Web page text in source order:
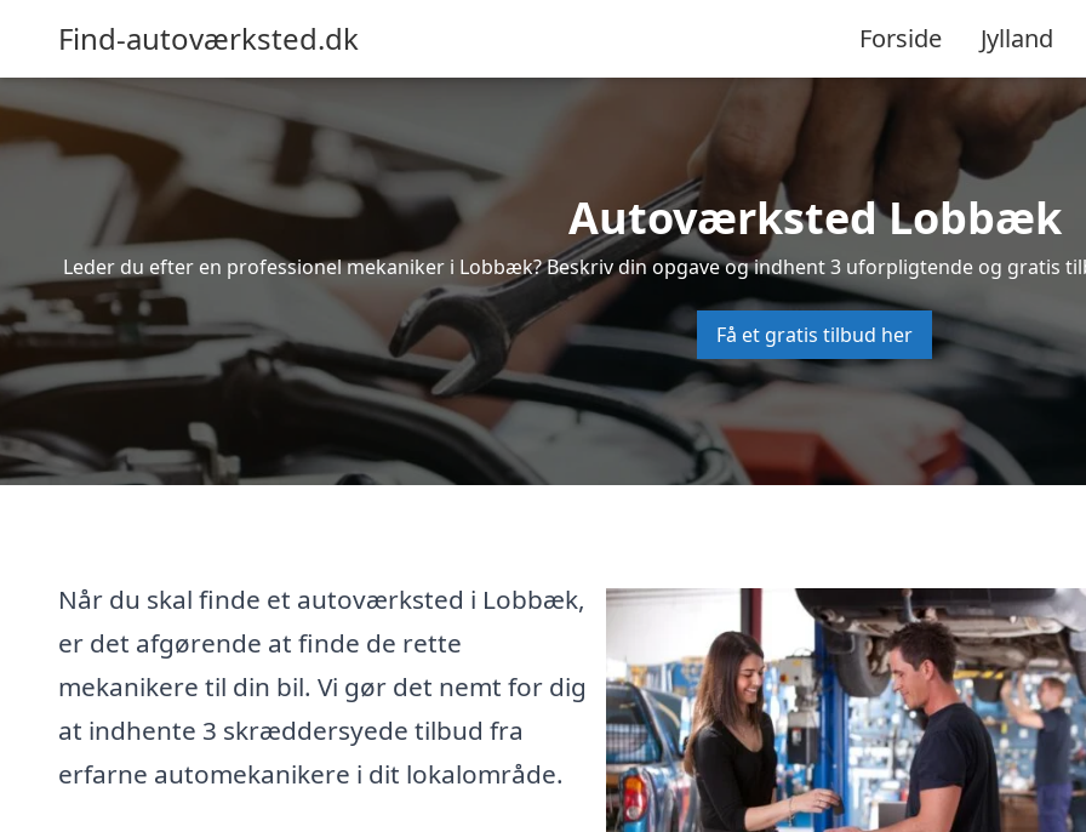
Find-autoværksted.dk Forside Jylland
Autoværksted Lobbæk
Leder du efter en professionel mekaniker i Lobbæk? Beskriv din opgave og indhent 3 uforpligtende og gratis
Få et gratis tilbud her
Når du skal finde et autoværksted i Lobbæk,
er det afgørende at finde de rette
mekanikere til din bil. Vi gør det nemt for dig
at indhente 3 skræddersyede tilbud fra
erfarne automekanikere i dit lokalområde.